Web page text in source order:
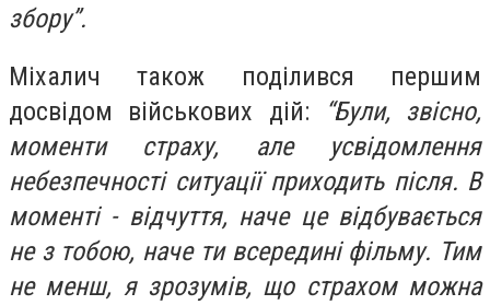
збору”.
Міхалич також поділився першим
досвідом військових дій:
“Були, звісно,
моменти страху, але усвідомлення
небезпечності ситуації приходить після. В
моменті - відчуття, наче це відбувається
не з тобою, наче ти всередині фільму. Тим
не менш, я зрозумів, що страхом можна